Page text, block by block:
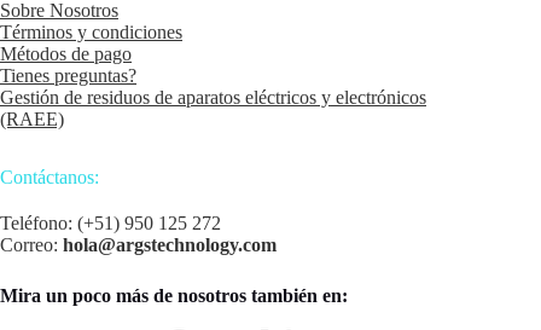
Sobre Nosotros
Términos y condiciones
Métodos de pago
Tienes preguntas?
Gestión de residuos de aparatos eléctricos y electrónicos
(RAEE)
Contáctanos:
Teléfono: (+51) 950 125 272
Correo: hola@argstechnology.com
Mira un poco más de nosotros también en: